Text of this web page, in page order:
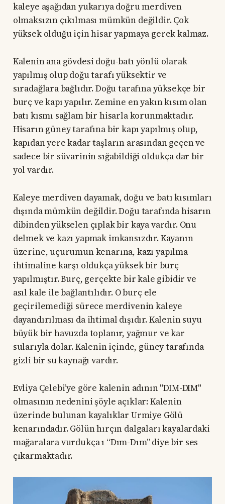
kaleye aşağıdan yukarıya doğru merdiven
olmaksızın çıkılması mümkün değildir. Çok
yüksek olduğu için hisar yapmaya gerek kalmaz.
Kalenin ana gövdesi doğu-batı yönlü olarak
yapılmış olup doğu tarafı yüksektir ve
sıradağlara bağlıdır. Doğu tarafına yüksekçe bir
burç ve kapı yapılır. Zemine en yakın kısım olan
batı kısmı sağlam bir hisarla korunmaktadır.
Hisarın güney tarafına bir kapı yapılmış olup,
kapıdan yere kadar taşların arasından geçen ve
sadece bir süvarinin sığabildiği oldukça dar bir
yol vardır.
Kaleye merdiven dayamak, doğu ve batı kısımları
dışında mümkün değildir. Doğu tarafında hisarın
dibinden yükselen çıplak bir kaya vardır. Onu
delmek ve kazı yapmak imkansızdır. Kayanın
üzerine, uçurumun kenarına, kazı yapılma
ihtimaline karşı oldukça yüksek bir burç
yapılmıştır. Burç, gerçekte bir kale gibidir ve
asıl kale ile bağlantılıdır. O burç ele
geçirilemediği sürece merdivenin kaleye
dayandırılması da ihtimal dışıdır. Kalenin suyu
büyük bir havuzda toplanır, yağmur ve kar
sularıyla dolar. Kalenin içinde, güney tarafında
gizli bir su kaynağı vardır.
Evliya Çelebi’ye göre kalenin adının "DIM-DIM"
olmasının nedenini şöyle açıklar: Kalenin
üzerinde bulunan kayalıklar Urmiye Gölü
kenarındadır. Gölün hırçın dalgaları kayalardaki
mağaralara vurdukça ı “Dım-Dım” diye bir ses
çıkarmaktadır.